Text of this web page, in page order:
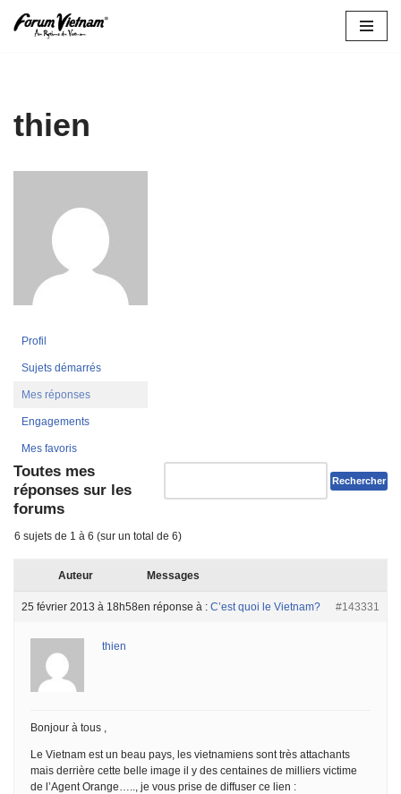
thien
Profil
Sujets démarrés
Mes réponses
Engagements
Mes favoris
Toutes mes
réponses sur les
forums
6 sujets de 1 à 6 (sur un total de 6)
Auteur Messages
25 février 2013 à 18h58en réponse à : C’est quoi le Vietnam? #143331
thien
Bonjour à tous ,
Le Vietnam est un beau pays, les vietnamiens sont très attachants
mais derrière cette belle image il y des centaines de milliers victime
de l’Agent Orange….., je vous prise de diffuser ce lien :